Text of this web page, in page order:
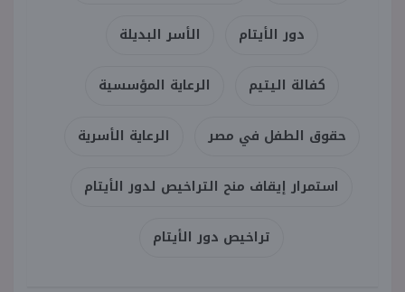
دور الأيتام الأسر البديلة
كفالة اليتيم الرعاية المؤسسية
حقوق الطفل في مصر الرعاية الأسرية
استمرار إيقاف منح التراخيص لدور الأيتام
تراخيص دور الأيتام